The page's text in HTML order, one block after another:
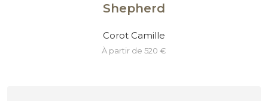
Shepherd
Corot Camille
à partir de 520 €